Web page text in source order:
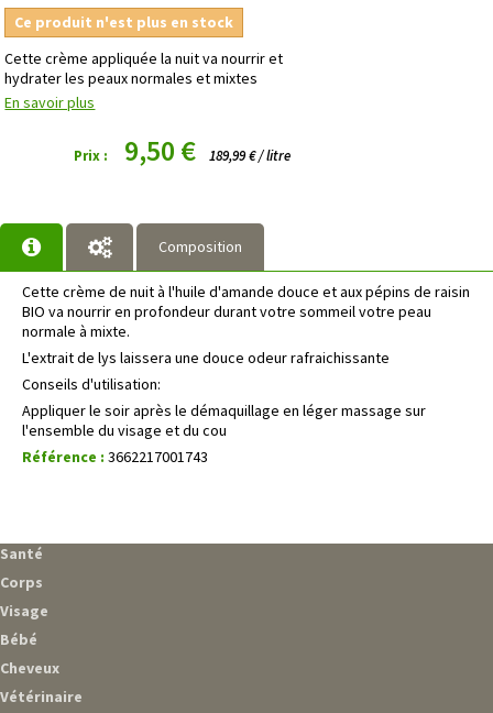
Ce produit n'est plus en stock
Cette crème appliquée la nuit va nourrir et
hydrater les peaux normales et mixtes
En savoir plus
Prix : 9,50 € 189,99 € / litre
Composition
Cette crème de nuit à l'huile d'amande douce et aux pépins de raisin
BIO va nourrir en profondeur durant votre sommeil votre peau
normale à mixte.
L'extrait de lys laissera une douce odeur rafraichissante
Conseils d'utilisation:
Appliquer le soir après le démaquillage en léger massage sur
l'ensemble du visage et du cou
Référence : 3662217001743
Santé
Corps
Visage
Bébé
Cheveux
Vétérinaire